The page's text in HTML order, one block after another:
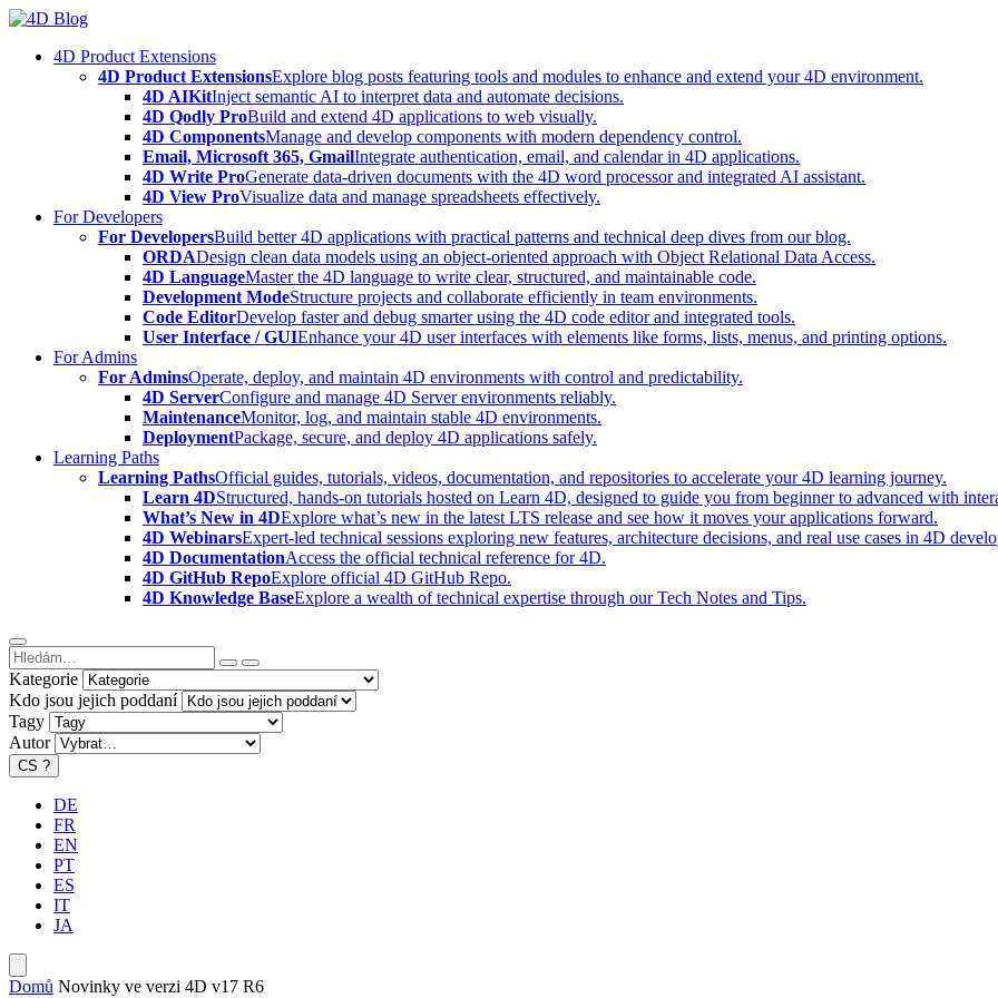
Skip
content4D Product Extensions
4D Product ExtensionsExplore blog posts featuring tools and modules to enhance and extend your 4D environment.
4D AIKitInject semantic AI to interpret data and automate decisions.
4D Qodly ProBuild and extend 4D applications to web visually.
4D ComponentsManage and develop components with modern dependency control.
Email, Microsoft 365, GmailIntegrate authentication, email, and calendar in 4D applications.
4D Write ProGenerate data-driven documents with the 4D word processor and integrated AI assistant.
4D View ProVisualize data and manage spreadsheets effectively.
For Developers
For DevelopersBuild better 4D applications with practical patterns and technical deep dives from our blog.
ORDADesign clean data models using an object-oriented approach with Object Relational Data Access.
4D LanguageMaster the 4D language to write clear, structured, and maintainable code.
Development ModeStructure projects and collaborate efficiently in team environments.
Code EditorDevelop faster and debug smarter using the 4D code editor and integrated tools.
User Interface / GUIEnhance your 4D user interfaces with elements like forms, lists, menus, and printing options.
For Admins
For AdminsOperate, deploy, and maintain 4D environments with control and predictability.
4D ServerConfigure and manage 4D Server environments reliably.
MaintenanceMonitor, log, and maintain stable 4D environments.
DeploymentPackage, secure, and deploy 4D applications safely.
Learning Paths
Learning PathsOfficial guides, tutorials, videos, documentation, and repositories to accelerate your 4D learning journey.
Learn 4DStructured, hands-on tutorials hosted on Learn 4D, designed to guide you from beginner to advanced with
What’s New in 4DExplore what’s new in the latest LTS release and see how it moves your applications forward.
4D WebinarsExpert-led technical sessions exploring new features, architecture decisions, and real use cases in 4D
4D DocumentationAccess the official technical reference for 4D.
4D GitHub RepoExplore official 4D GitHub Repo.
4D Knowledge BaseExplore a wealth of technical expertise through our Tech Notes and Tips.
Kategorie
Kdo jsou jejich poddaní
Tagy
Autor
CS ?
DE
FR
EN
PT
ES
IT
JA
Domů Novinky ve verzi 4D v17 R6